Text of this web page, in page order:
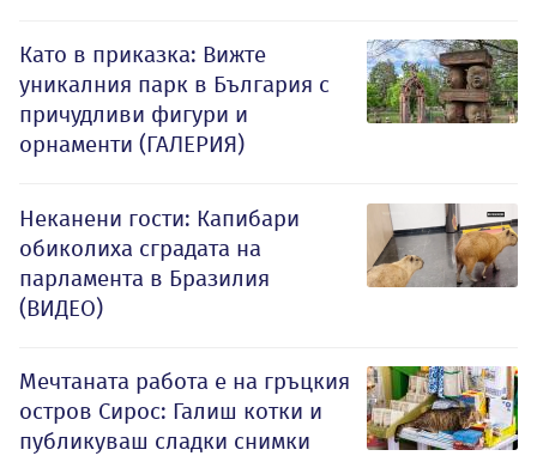
Като в приказка: Вижте
уникалния парк в България с
причудливи фигури и
орнаменти (ГАЛЕРИЯ)
Неканени гости: Капибари
обиколиха сградата на
парламента в Бразилия
(ВИДЕО)
Мечтаната работа е на гръцкия
остров Сирос: Галиш котки и
публикуваш сладки снимки